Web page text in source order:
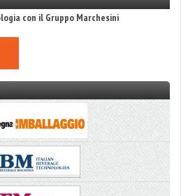
con il Gruppo Marchesini